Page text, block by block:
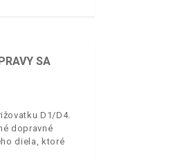
SA
D1/D4.
dopravné
diela, ktoré